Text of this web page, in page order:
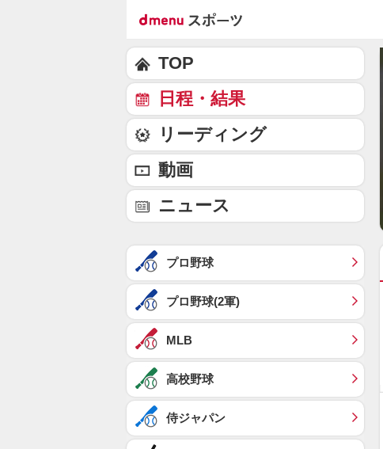
TOP
日程・結果
リーディング
動画
ニュース
プロ野球
プロ野球(2軍)
MLB
高校野球
侍ジャパン